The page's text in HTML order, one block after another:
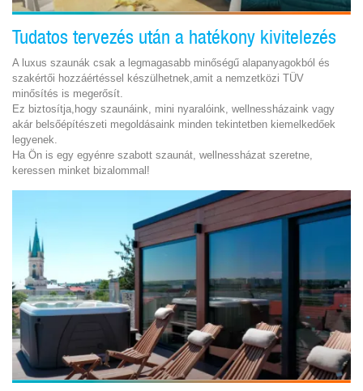
Tudatos tervezés után a hatékony kivitelezés
A luxus szaunák csak a legmagasabb minőségű alapanyagokból és
szakértői hozzáértéssel készülhetnek,amit a nemzetközi TÜV
minősítés is megerősít.
Ez biztosítja,hogy szaunáink, mini nyaralóink, wellnessházaink vagy
akár belsőépítészeti megoldásaink minden tekintetben kiemelkedőek
legyenek.
Ha Ön is egy egyénre szabott szaunát, wellnessházat szeretne,
keressen minket bizalommal!